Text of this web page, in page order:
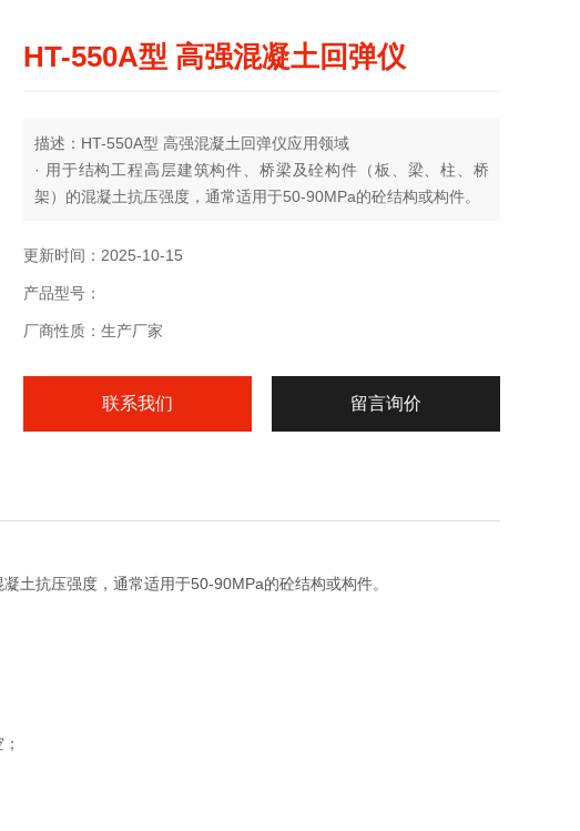
HT-550A型 高强混凝土回弹仪
描述：HT-550A型 高强混凝土回弹仪应用领域
· 用于结构工程高层建筑构件、桥梁及硂构件（板、梁、柱、桥
架）的混凝土抗压强度，通常适用于50-90MPa的砼结构或构件。
更新时间：2025-10-15
产品型号：
厂商性质：生产厂家
联系我们 留言询价
土抗压强度，通常适用于50-90MPa的砼结构或构件。